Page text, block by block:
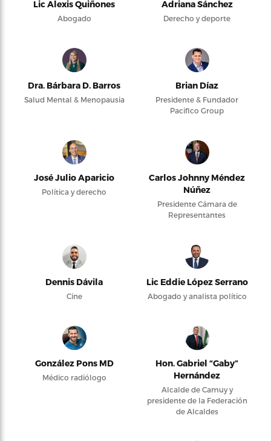
Lic Alexis Quiñones
Abogado
Adriana Sánchez
Derecho y deporte
Dra. Bárbara D. Barros
Salud Mental & Menopausia
Brian Díaz
Presidente & Fundador
Pacifico Group
José Julio Aparicio
Política y derecho
Carlos Johnny Méndez
Núñez
Presidente Cámara de
Representantes
Dennis Dávila
Cine
Lic Eddie López Serrano
Abogado y analista político
González Pons MD
Médico radiólogo
Hon. Gabriel “Gaby”
Hernández
Alcalde de Camuy y
presidente de la Federación
de Alcaldes